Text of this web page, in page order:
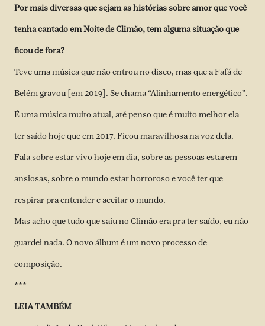
Por mais diversas que sejam as histórias sobre amor que você
tenha cantado em Noite de Climão, tem alguma situação que
ficou de fora?
Teve uma música que não entrou no disco, mas que a Fafá de
Belém gravou [em 2019]. Se chama “Alinhamento energético”.
É uma música muito atual, até penso que é muito melhor ela
ter saído hoje que em 2017. Ficou maravilhosa na voz dela.
Fala sobre estar vivo hoje em dia, sobre as pessoas estarem
ansiosas, sobre o mundo estar horroroso e você ter que
respirar pra entender e aceitar o mundo.
Mas acho que tudo que saiu no Climão era pra ter saído, eu não
guardei nada. O novo álbum é um novo processo de
composição.
***
LEIA TAMBÉM